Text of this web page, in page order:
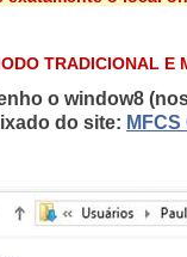
TRADICIONAL
o window8
do site: